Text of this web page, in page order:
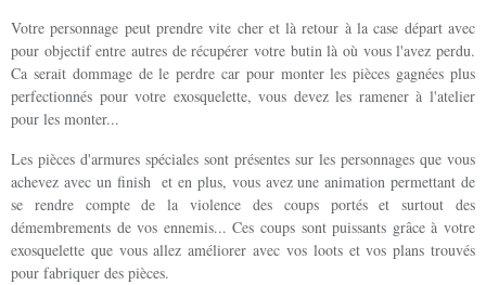
Votre personnage peut prendre vite cher et là retour à la case départ avec
pour objectif entre autres de récupérer votre butin là où vous l'avez perdu.
Ca serait dommage de le perdre car pour monter les pièces gagnées plus
perfectionnés pour votre exosquelette, vous devez les ramener à l'atelier
pour les monter...
Les pièces d'armures spéciales sont présentes sur les personnages que vous
achevez avec un finish et en plus, vous avez une animation permettant de
se rendre compte de la violence des coups portés et surtout des
démembrements de vos ennemis... Ces coups sont puissants grâce à votre
exosquelette que vous allez améliorer avec vos loots et vos plans trouvés
pour fabriquer des pièces.